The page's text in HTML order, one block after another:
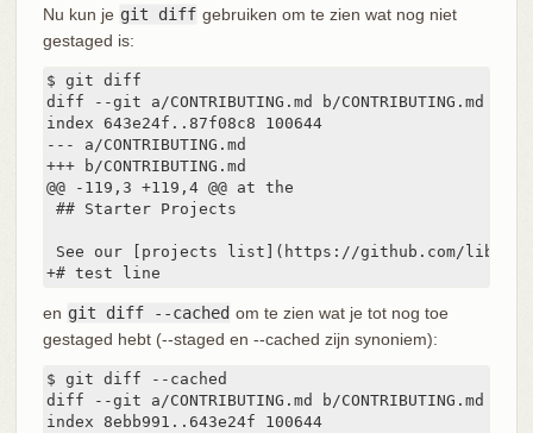
Nu kun je git diff gebruiken om te zien wat nog niet
gestaged is:
$ git diff
diff --git a/CONTRIBUTING.md b/CONTRIBUTING.md
index 643e24f..87f08c8 100644
--- a/CONTRIBUTING.md
+++ b/CONTRIBUTING.md
@@ -119,3 +119,4 @@ at the
## Starter Projects
See our [projects list](https://github.com/libgit2/
+# test line
en git diff --cached om te zien wat je tot nog toe
gestaged hebt (--staged en --cached zijn synoniem):
$ git diff --cached
diff --git a/CONTRIBUTING.md b/CONTRIBUTING.md
index 8ebb991..643e24f 100644